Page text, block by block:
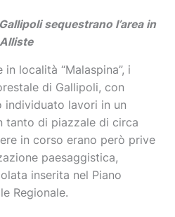
sequestrano l’area in
località “Malaspina”, i
di Gallipoli, con
individuato lavori in un
tanto di piazzale di circa
in corso erano però prive
paesaggistica,
inserita nel Piano
Regionale.